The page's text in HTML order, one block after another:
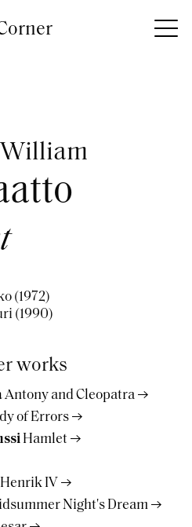
William
(1972)
(1990)
works
Antony and Cleopatra
of Errors
Hamlet
Henrik IV
Night's Dream